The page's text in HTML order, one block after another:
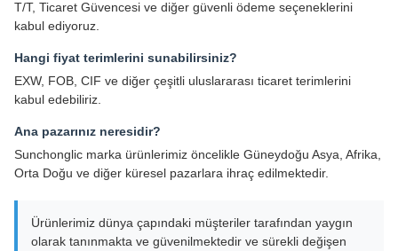
T/T, Ticaret Güvencesi ve diğer güvenli ödeme seçeneklerini
kabul ediyoruz.
Hangi fiyat terimlerini sunabilirsiniz?
EXW, FOB, CIF ve diğer çeşitli uluslararası ticaret terimlerini
kabul edebiliriz.
Ana pazarınız neresidir?
Sunchonglic marka ürünlerimiz öncelikle Güneydoğu Asya, Afrika,
Orta Doğu ve diğer küresel pazarlara ihraç edilmektedir.
Ürünlerimiz dünya çapındaki müşteriler tarafından yaygın
olarak tanınmakta ve güvenilmektedir ve sürekli değişen